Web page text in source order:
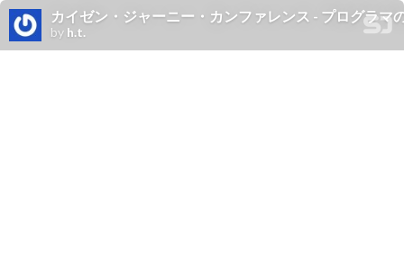
カイゼン・ジャーニー・カンファレンス - プログラマ
by h.t.